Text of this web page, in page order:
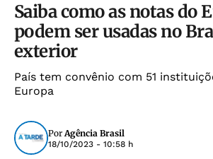
Saiba como as notas do
podem ser usadas no
exterior
País tem convênio com 51
Europa
PorAgência Brasil
18/10/2023 - 10:58 h